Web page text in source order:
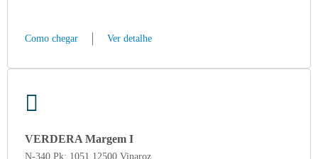
Como chegar Ver detalhe
VERDERA Margem I
N-340 Pk: 1051 12500 Vinaroz